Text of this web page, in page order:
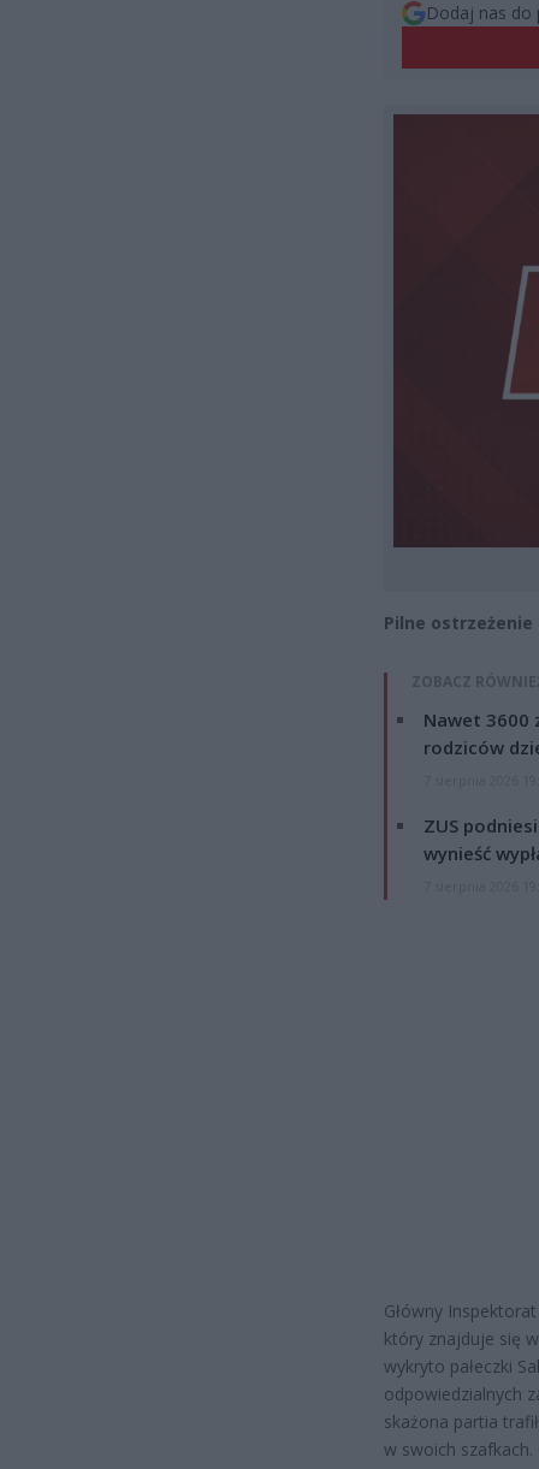
Dodaj nas do
Pilne
ZOBACZ
Nawet 3600
rodziców
ZUS
wynieść
Główny
który znajduje się
wykryto pałeczki
odpowiedzialnych
skażona partia
w swoich